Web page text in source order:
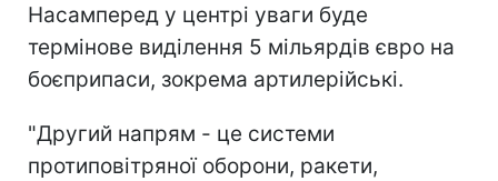
Насамперед у центрі уваги буде
термінове виділення 5 мільярдів євро на
боєприпаси, зокрема артилерійські.
"Другий напрям - це системи
протиповітряної оборони, ракети,